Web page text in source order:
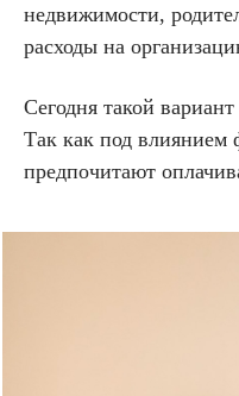
недвижимости,
расходы на
Сегодня такой
Так как под влиянием
предпочитают